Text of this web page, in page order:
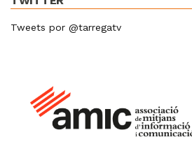
Tweets por @tarregatv